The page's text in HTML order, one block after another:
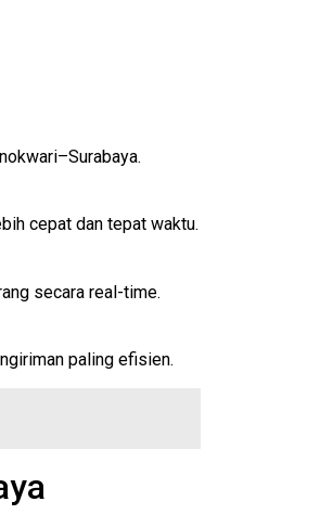
cepat dan tepat waktu.
secara real-time.
paling efisien.